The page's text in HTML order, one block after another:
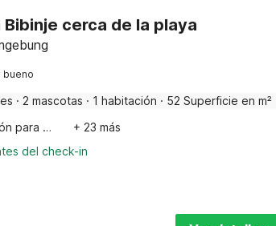
cerca de la playa
bueno
· 2 mascotas · 1 habitación · 52 Superficie en m²
Diversión para niños
+ 23 más
del check-in